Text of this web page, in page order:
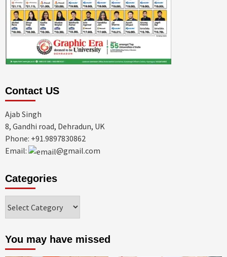
Contact US
Ajab Singh
8, Gandhi road, Dehradun, UK
Phone: +91.9897830862
Email:
@gmail.com
Categories
You may have missed